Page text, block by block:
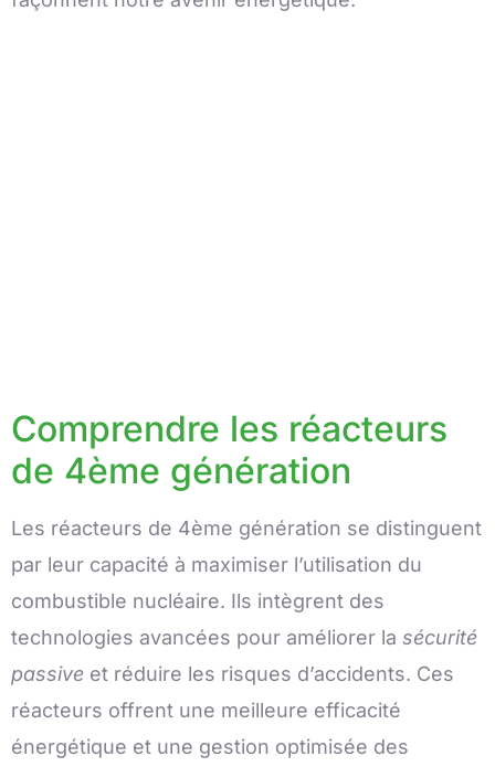
Comprendre les réacteurs
de 4ème génération
Les réacteurs de 4ème génération se distinguent
par leur capacité à maximiser l’utilisation du
combustible nucléaire. Ils intègrent des
technologies avancées pour améliorer la sécurité
passive et réduire les risques d’accidents. Ces
réacteurs offrent une meilleure efficacité
énergétique et une gestion optimisée des